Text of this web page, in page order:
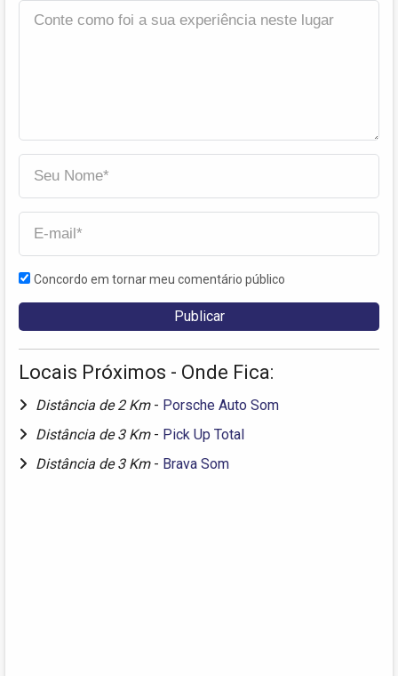
Concordo em tornar meu comentário público
Locais Próximos - Onde Fica:
Distância de 2 Km - Porsche Auto Som
Distância de 3 Km - Pick Up Total
Distância de 3 Km - Brava Som